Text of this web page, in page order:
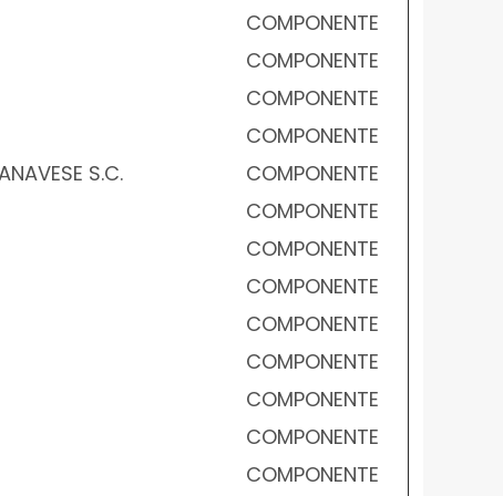
COMPONENTE
COMPONENTE
COMPONENTE
COMPONENTE
S.C.
COMPONENTE
COMPONENTE
COMPONENTE
COMPONENTE
COMPONENTE
COMPONENTE
COMPONENTE
COMPONENTE
COMPONENTE